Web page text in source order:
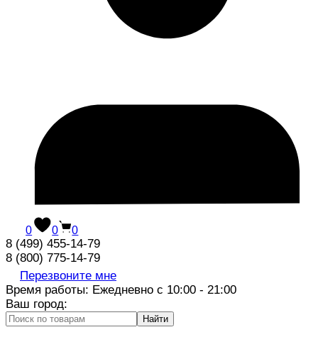
0 0 0
8 (499) 455-14-79
8 (800) 775-14-79
Перезвоните мне
Время работы: Ежедневно с 10:00 - 21:00
Ваш город:
Найти